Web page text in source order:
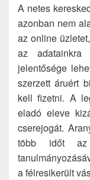
A netes
azonban nem
az online
az adatainkra
jelentősége
szerzett áruért
kell fizetni. A
eladó eleve
cserejogát.
több időt az
a félresikerült